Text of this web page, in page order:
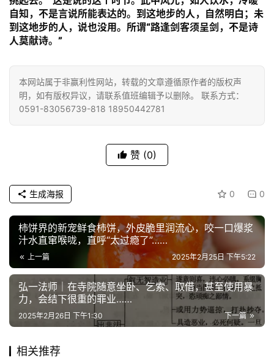
乐
菩
提
专
题
公
佛
人
物
寺
院
巡
礼
视
登录 注册
自知，不是言说所能表达的。到这地步的人，自然明白；未
到这地步的人，说也没用。所谓“路逢剑客须呈剑，不是诗
人莫献诗。”
本网站属于非赢利性网站，转载的文章遵循原作者的版权声
明，如有版权异议，请联系值班编辑予以删除。 联系方式：
0591-83056739-818 18950442781
赞 (0)
0 0
生成海报
柿饼界的新宠鲜食柿饼，外皮脆里润流心，咬一口爆浆
汁水直窜喉咙，直呼“太过瘾了”……
上一篇 2025年2月25日 下午5:22
弘一法师｜在寺院随意坐卧、乞索、取借，甚至使用暴
力，会结下很重的罪业……
下一篇
2025年2月26日 下午1:30
相关推荐